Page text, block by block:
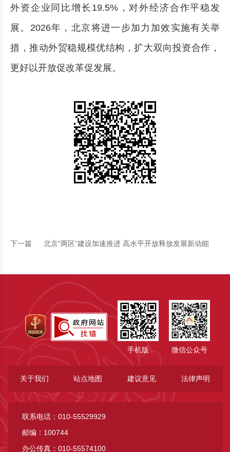
外资企业同比增长19.5%，对外经济合作平稳发
展。2026年，北京将进一步加力加效实施有关举
措，推动外贸稳规模优结构，扩大双向投资合作，
更好以开放促改革促发展。
下一篇 北京“两区”建设加速推进 高水平开放释放发展新动能
手机版 微信公众号
关于我们 站点地图 建议意见 法律声明
联系电话：010-55529929
邮编：100744
办公传真：010-55574100